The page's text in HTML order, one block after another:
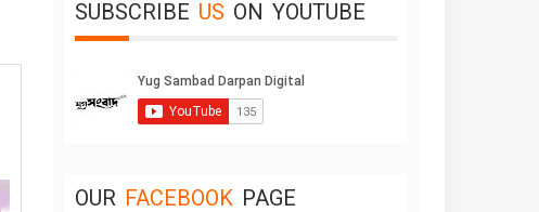
SUBSCRIBE US ON YOUTUBE
OUR FACEBOOK PAGE